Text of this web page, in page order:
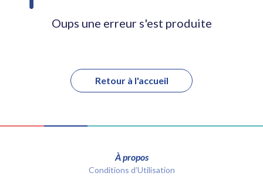
Oups une erreur s'est produite
Retour à l'accueil
À propos
Conditions d’Utilisation